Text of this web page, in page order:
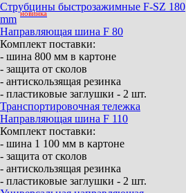
Струбцины быстрозажимные F-SZ 180
mm новинка
Направляющая шина F 80
Комплект поставки:
- шина 800 мм в картоне
- защита от сколов
- антискользящая резинка
- пластиковые заглушки - 2 шт.
Транспортировочная тележка
Направляющая шина F 110
Комплект поставки:
- шина 1 100 мм в картоне
- защита от сколов
- антискользящая резинка
- пластиковые заглушки - 2 шт.